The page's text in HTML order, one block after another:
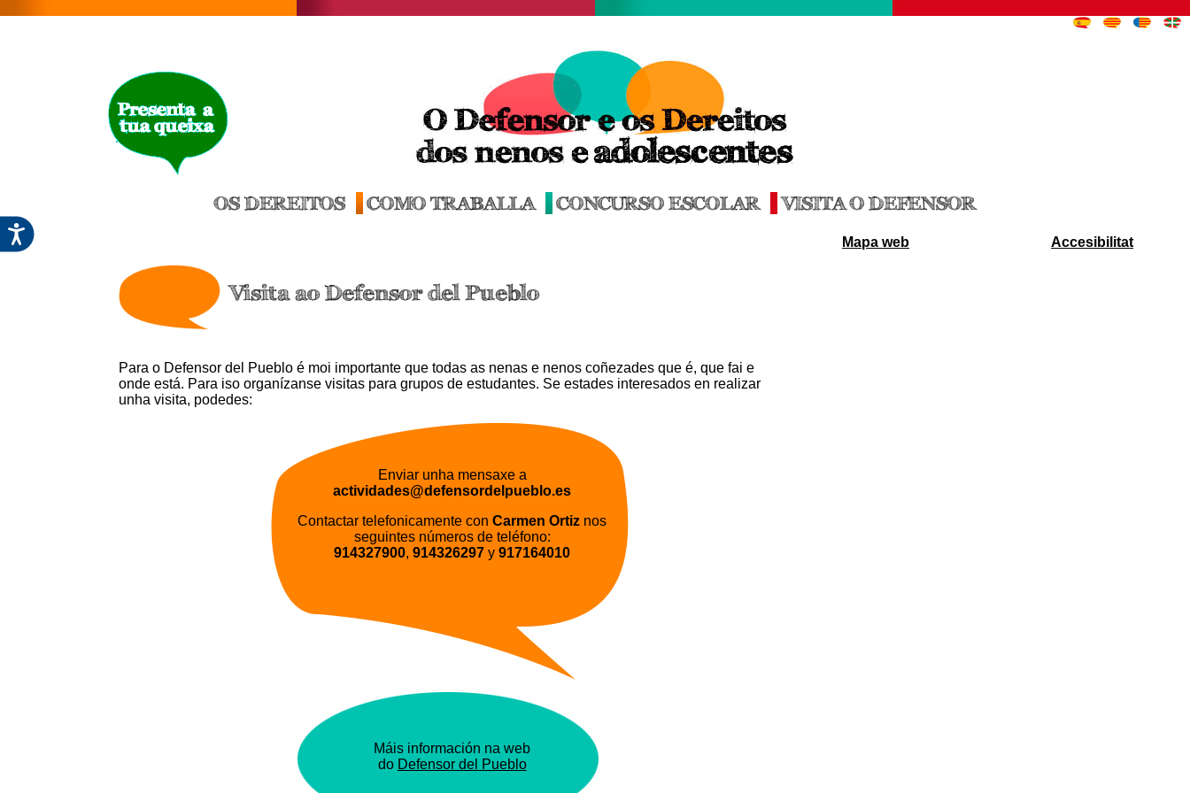
OS DEREITOS COMO TRABALLA CONCURSO ESCOLAR VISITA O DEFENSOR
Visita ao Defensor del Pueblo
Para o Defensor del Pueblo é moi importante que todas as nenas e nenos coñezades que é, que fai e
onde está. Para iso organízanse visitas para grupos de estudantes. Se estades interesados en realizar
unha visita, podedes:
Enviar unha mensaxe a
actividades@defensordelpueblo.es
Contactar telefonicamente conCarmen Ortiz nos
seguintes números de teléfono:
914327900,914326297 y917164010
Máis información na web
do Defensor del Pueblo
Mapa web Accesibilitat